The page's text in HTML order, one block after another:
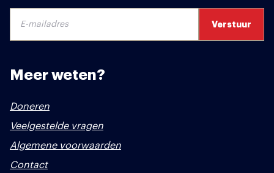
Meer weten?
Doneren
Veelgestelde vragen
Algemene voorwaarden
Contact